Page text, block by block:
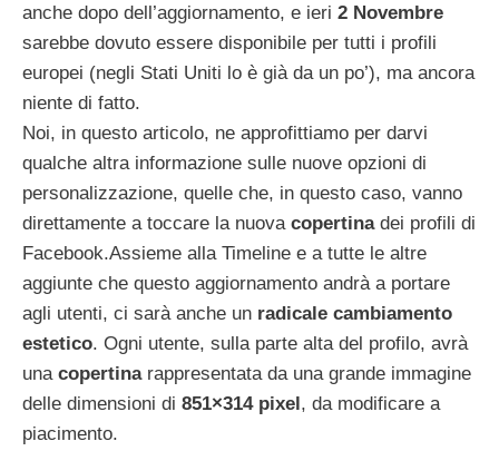
anche dopo dell’aggiornamento, e ieri 2 Novembre
sarebbe dovuto essere disponibile per tutti i profili
europei (negli Stati Uniti lo è già da un po’), ma ancora
niente di fatto.
Noi, in questo articolo, ne approfittiamo per darvi
qualche altra informazione sulle nuove opzioni di
personalizzazione, quelle che, in questo caso, vanno
direttamente a toccare la nuova copertinadei profili di
Facebook.Assieme alla Timeline e a tutte le altre
aggiunte che questo aggiornamento andrà a portare
agli utenti, ci sarà anche un radicale cambiamento
estetico. Ogni utente, sulla parte alta del profilo, avrà
una copertinarappresentata da una grande immagine
delle dimensioni di 851×314 pixel, da modificare a
piacimento.